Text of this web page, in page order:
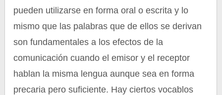
pueden utilizarse en forma oral o escrita y lo
mismo que las palabras que de ellos se derivan
son fundamentales a los efectos de la
comunicación cuando el emisor y el receptor
hablan la misma lengua aunque sea en forma
precaria pero suficiente. Hay ciertos vocablos